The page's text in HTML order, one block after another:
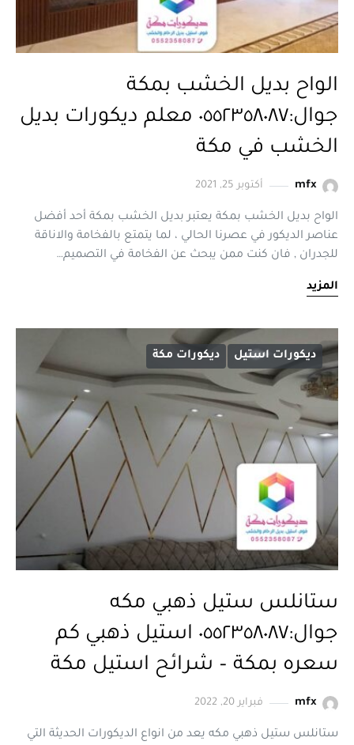
الواح بديل الخشب بمكة
جوال:٠٥٥٢٣٥٨٠٨٧ معلم ديكورات بديل
الخشب في مكة
mfx أكتوبر 25, 2021
الواح بديل الخشب بمكة يعتبر بديل الخشب بمكة أحد أفضل
عناصر الديكور في عصرنا الحالي ، لما يتمتع بالفخامة والاناقة
للجدران , فان كنت ممن يبحث عن الفخامة في التصميم…
المزيد
ديكورات استيل ديكورات مكة
ستانلس ستيل ذهبي مكه
جوال:٠٥٥٢٣٥٨٠٨٧ استيل ذهبي كم
سعره بمكة – شرائح استيل مكة
mfx فبراير 20, 2022
ستانلس ستيل ذهبي مكه يعد من انواع الديكورات الحديثة التي